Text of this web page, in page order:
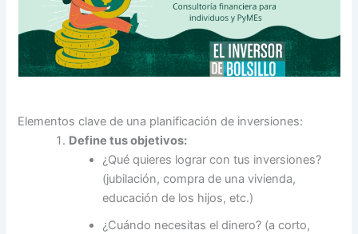
Elementos clave de una planificación de inversiones:
Define tus objetivos:
¿Qué quieres lograr con tus inversiones?
(jubilación, compra de una vivienda,
educación de los hijos, etc.)
¿Cuándo necesitas el dinero? (a corto,